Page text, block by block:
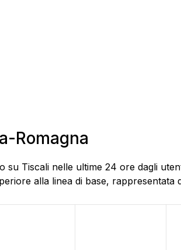
Romagna
Tiscali nelle ultime 24 ore dagli
alla linea di base, rappresentata